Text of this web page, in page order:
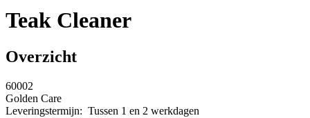
Teak Cleaner
Overzicht
60002
Golden Care
Leveringstermijn: Tussen 1 en 2 werkdagen